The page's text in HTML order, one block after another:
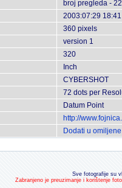
broj pregleda -
2003:07:29
360 pixels
version 1
320
Inch
CYBERSHOT
72 dots per
Datum Point
http://
Dodati u omiljene
Sve fotografije su
Zabranjeno je preuzimanje i korištenje